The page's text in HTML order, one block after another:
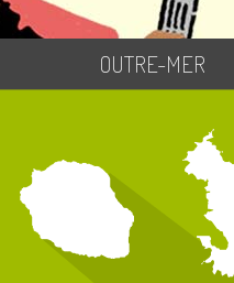
OUTRE-MER